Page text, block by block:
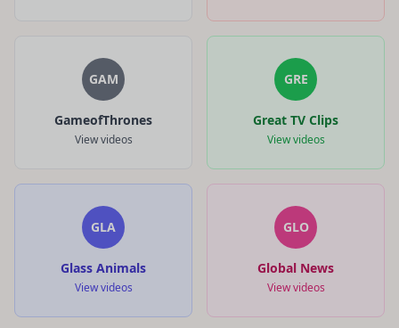
GAM
GameofThrones
View videos
GRE
Great TV Clips
View videos
GLA
Glass Animals
View videos
GLO
Global News
View videos